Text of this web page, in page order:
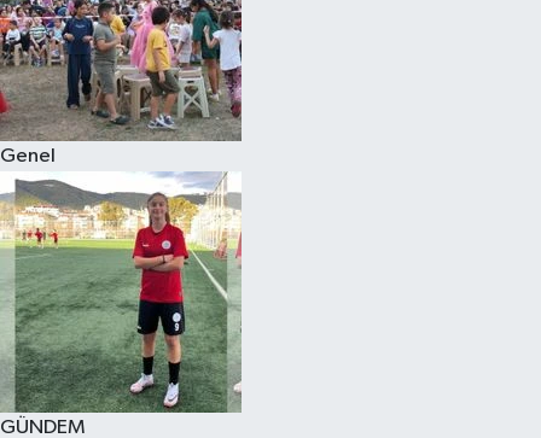
Genel
GÜNDEM
Tüm Manşetler
Son Dakika Haberleri
Haber Arşivi